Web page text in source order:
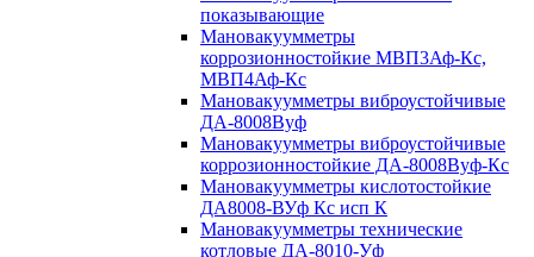
показывающие
Мановакуумметры
коррозионностойкие МВП3Аф-Кс,
МВП4Аф-Кс
Мановакуумметры виброустойчивые
ДА-8008Вуф
Мановакуумметры виброустойчивые
коррозионностойкие ДА-8008Вуф-Кс
Мановакуумметры кислотостойкие
ДА8008-ВУф Кс исп К
Мановакуумметры технические
котловые ДА-8010-Уф